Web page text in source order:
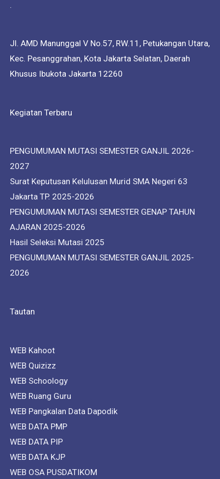
.
Jl. AMD Manunggal V No.57, RW.11, Petukangan Utara,
Kec. Pesanggrahan, Kota Jakarta Selatan, Daerah
Khusus Ibukota Jakarta 12260
Kegiatan Terbaru
PENGUMUMAN MUTASI SEMESTER GANJIL 2026-
2027
Surat Keputusan Kelulusan Murid SMA Negeri 63
Jakarta TP. 2025-2026
PENGUMUMAN MUTASI SEMESTER GENAP TAHUN
AJARAN 2025-2026
Hasil Seleksi Mutasi 2025
PENGUMUMAN MUTASI SEMESTER GANJIL 2025-
2026
Tautan
WEB Kahoot
WEB Quizizz
WEB Schoology
WEB Ruang Guru
WEB Pangkalan Data Dapodik
WEB DATA PMP
WEB DATA PIP
WEB DATA KJP
WEB OSA PUSDATIKOM